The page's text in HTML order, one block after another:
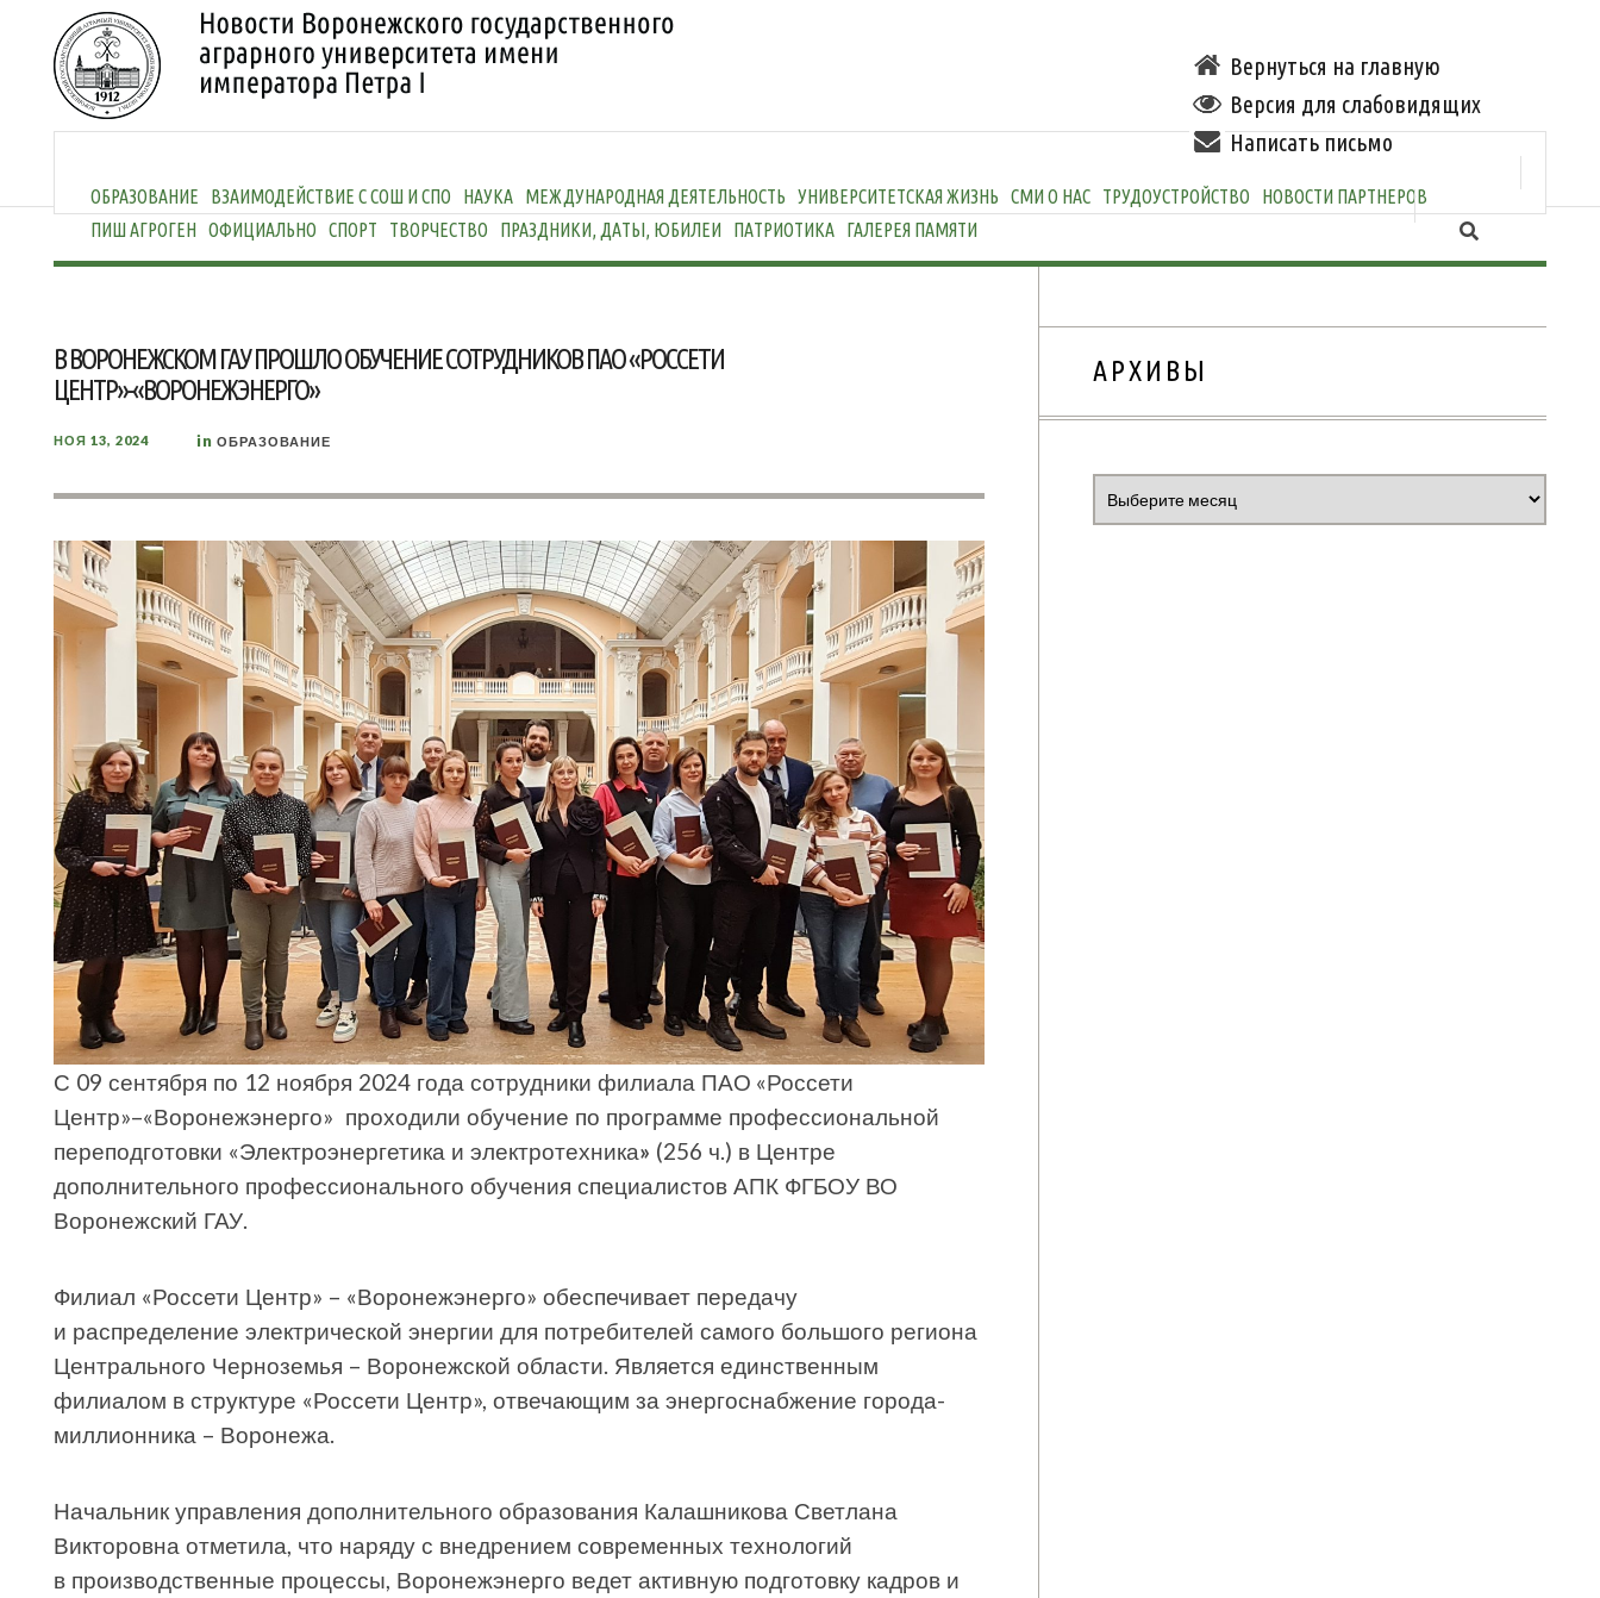
Вернуться на главную
Версия для слабовидящих
Написать письмо
ОБРАЗОВАНИЕ ВЗАИМОДЕЙСТВИЕ С СОШ И СПО НАУКА МЕЖДУНАРОДНАЯ ДЕЯТЕЛЬНОСТЬ УНИВЕРСИТЕТСКАЯ ЖИЗНЬ СМИ О НАС ТРУДОУСТРОЙСТВО
НОВОСТИ ПАРТНЕРОВ
ПИШ АГРОГЕН ОФИЦИАЛЬНО СПОРТ ТВОРЧЕСТВО ПРАЗДНИКИ, ДАТЫ, ЮБИЛЕИ ПАТРИОТИКА ГАЛЕРЕЯ ПАМЯТИ
В ВОРОНЕЖСКОМ ГАУ ПРОШЛО ОБУЧЕНИЕ СОТРУДНИКОВ ПАО «РОССЕТИ
ЦЕНТР»-«ВОРОНЕЖЭНЕРГО»
НОЯ 13, 2024 in ОБРАЗОВАНИЕ
С 09 сентября по 12 ноября 2024 года сотрудники филиала ПАО «Россети
Центр»–«Воронежэнерго» проходили обучение по программе профессиональной
переподготовки «Электроэнергетика и электротехника» (256 ч.) в Центре
дополнительного профессионального обучения специалистов АПК ФГБОУ ВО
Воронежский ГАУ.
Филиал «Россети Центр» – «Воронежэнерго» обеспечивает передачу
и распределение электрической энергии для потребителей самого большого региона
Центрального Черноземья – Воронежской области. Является единственным
филиалом в структуре «Россети Центр», отвечающим за энергоснабжение города-
миллионника – Воронежа.
Начальник управления дополнительного образования Калашникова Светлана
Викторовна отметила, что наряду с внедрением современных технологий
в производственные процессы, Воронежэнерго ведет активную подготовку кадров и
АРХИВЫ